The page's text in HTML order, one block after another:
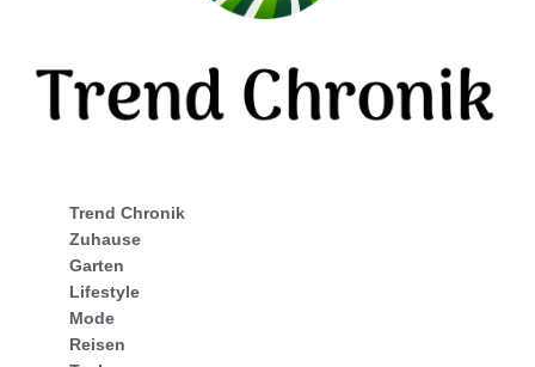
Trend Chronik
Zuhause
Garten
Lifestyle
Mode
Reisen